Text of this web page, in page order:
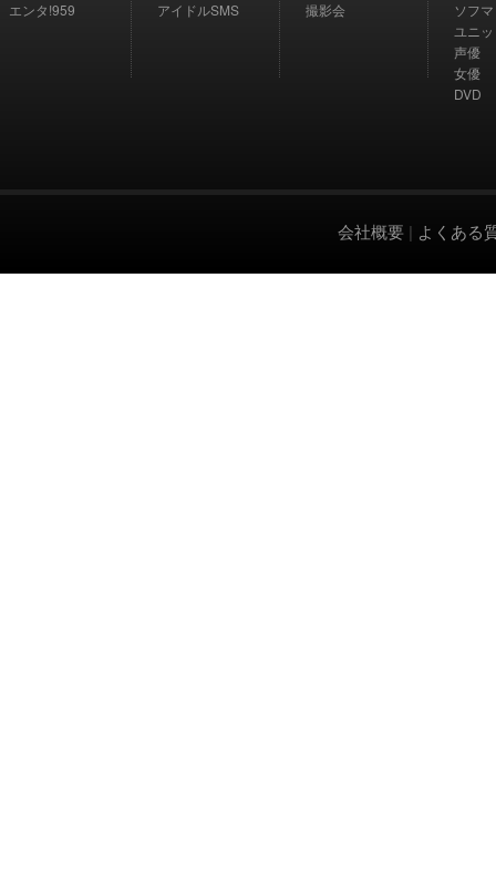
エンタ!959
アイドルSMS
撮影会
ソフ
ユニ
声優
女優
DVD
会社概要 | よくある